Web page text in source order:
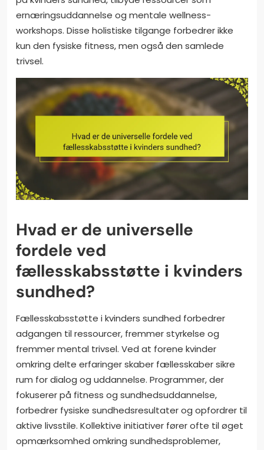
ernæringsuddannelse og mentale wellness-
workshops. Disse holistiske tilgange forbedrer ikke
kun den fysiske fitness, men også den samlede
trivsel.
Hvad er de universelle
fordele ved
fællesskabsstøtte i kvinders
sundhed?
Fællesskabsstøtte i kvinders sundhed forbedrer
adgangen til ressourcer, fremmer styrkelse og
fremmer mental trivsel. Ved at forene kvinder
omkring delte erfaringer skaber fællesskaber sikre
rum for dialog og uddannelse. Programmer, der
fokuserer på fitness og sundhedsuddannelse,
forbedrer fysiske sundhedsresultater og opfordrer til
aktive livsstile. Kollektive initiativer fører ofte til øget
opmærksomhed omkring sundhedsproblemer,